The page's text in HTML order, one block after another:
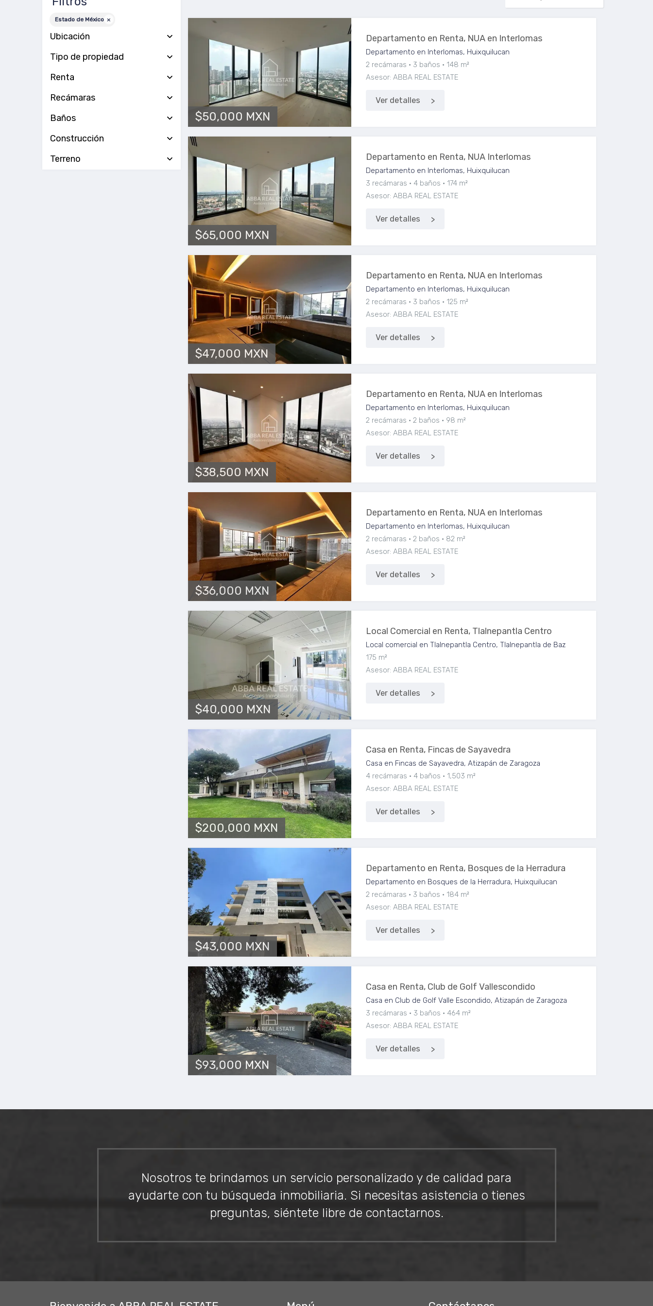
Estado de México
Ubicación
Tipo de propiedad
Renta
Recámaras
Baños
Construcción
Terreno
$50,000 MXN
Departamento en Renta, NUA en Interlomas
Departamento en Interlomas, Huixquilucan
2 recámaras
3 baños
148 m²
Asesor: ABBA REAL ESTATE
Ver detalles
$65,000 MXN
Departamento en Renta, NUA Interlomas
Departamento en Interlomas, Huixquilucan
3 recámaras
4 baños
174 m²
Asesor: ABBA REAL ESTATE
Ver detalles
$47,000 MXN
Departamento en Renta, NUA en Interlomas
Departamento en Interlomas, Huixquilucan
2 recámaras
3 baños
125 m²
Asesor: ABBA REAL ESTATE
Ver detalles
$38,500 MXN
Departamento en Renta, NUA en Interlomas
Departamento en Interlomas, Huixquilucan
2 recámaras
2 baños
98 m²
Asesor: ABBA REAL ESTATE
Ver detalles
$36,000 MXN
Departamento en Renta, NUA en Interlomas
Departamento en Interlomas, Huixquilucan
2 recámaras
2 baños
82 m²
Asesor: ABBA REAL ESTATE
Ver detalles
$40,000 MXN
Local Comercial en Renta, Tlalnepantla Centro
Local comercial en Tlalnepantla Centro, Tlalnepantla de Baz
175 m²
Asesor: ABBA REAL ESTATE
Ver detalles
$200,000 MXN
Casa en Renta, Fincas de Sayavedra
Casa en Fincas de Sayavedra, Atizapán de Zaragoza
4 recámaras
4 baños
1,503 m²
Asesor: ABBA REAL ESTATE
Ver detalles
$43,000 MXN
Departamento en Renta, Bosques de la Herradura
Departamento en Bosques de la Herradura, Huixquilucan
2 recámaras
3 baños
184 m²
Asesor: ABBA REAL ESTATE
Ver detalles
$93,000 MXN
Casa en Renta, Club de Golf Vallescondido
Casa en Club de Golf Valle Escondido, Atizapán de Zaragoza
3 recámaras
3 baños
464 m²
Asesor: ABBA REAL ESTATE
Ver detalles
Nosotros te brindamos un servicio personalizado y de calidad para
ayudarte con tu búsqueda inmobiliaria. Si necesitas asistencia o tienes
preguntas, siéntete libre de contactarnos.